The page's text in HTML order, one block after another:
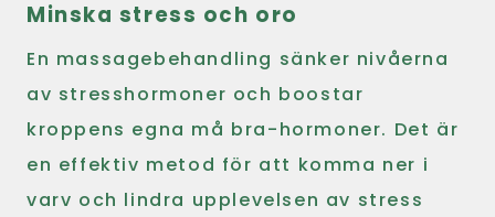
Minska stress och oro
En massagebehandling sänker nivåerna
av stresshormoner och boostar
kroppens egna må bra-hormoner. Det är
en effektiv metod för att komma ner i
varv och lindra upplevelsen av stress